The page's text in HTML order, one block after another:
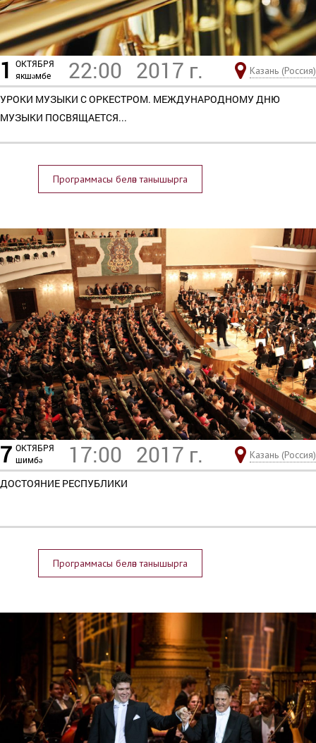
1
ОКТЯБРЯ
якшәмбе
22:00 2017 г. Казань (Россия)
УРОКИ МУЗЫКИ С ОРКЕСТРОМ. МЕЖДУНАРОДНОМУ ДНЮ
МУЗЫКИ ПОСВЯЩАЕТСЯ...
Программасы белән танышырга
7 ОКТЯБРЯ
шимбә
17:00 2017 г. Казань (Россия)
ДОСТОЯНИЕ РЕСПУБЛИКИ
Программасы белән танышырга